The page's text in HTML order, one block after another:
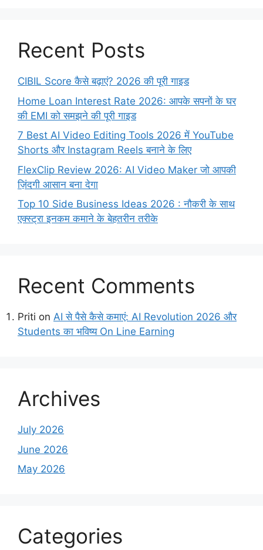
Recent Posts
CIBIL Score कैसे बढ़ाएं? 2026 की पूरी गाइड
Home Loan Interest Rate 2026: आपके सपनों के घर
की EMI को समझने की पूरी गाइड
7 Best AI Video Editing Tools 2026 में YouTube
Shorts और Instagram Reels बनाने के लिए
FlexClip Review 2026: AI Video Maker जो आपकी
ज़िंदगी आसान बना देगा
Top 10 Side Business Ideas 2026 : नौकरी के साथ
एक्स्ट्रा इनकम कमाने के बेहतरीन तरीके
Recent Comments
Priti on AI से पैसे कैसे कमाएं: AI Revolution 2026 और
Students का भविष्य On Line Earning
Archives
July 2026
June 2026
May 2026
Categories